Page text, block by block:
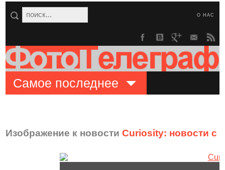
О НАС
Самое последнее
Изображение к новостиCuriosity: новости с